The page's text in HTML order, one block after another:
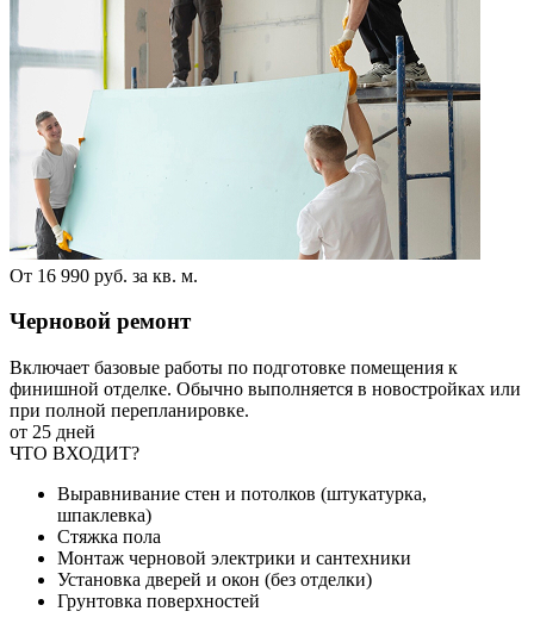
От 16 990 руб. за кв. м.
Черновой ремонт
Включает базовые работы по подготовке помещения к
финишной отделке. Обычно выполняется в новостройках или
при полной перепланировке.
от 25 дней
ЧТО ВХОДИТ?
Выравнивание стен и потолков (штукатурка,
шпаклевка)
Стяжка пола
Монтаж черновой электрики и сантехники
Установка дверей и окон (без отделки)
Грунтовка поверхностей